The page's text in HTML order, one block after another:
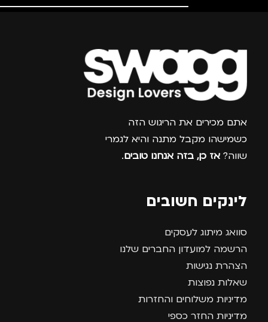
צרפו אותי למועדון
אתם מכירים את הריגוש הזה
כשמישהו מקבל מתנה והיא לגמרי
שווה? אז כן, בזה אנחנו טובים.
לינקים חשובים
סוואג מיתוג לעסקים
הרשמה למועדון החברים שלנו
הצהרת נגישות
שאלות נפוצות
מדיניות משלוחים והחזרות
מדיניות החזר כספי